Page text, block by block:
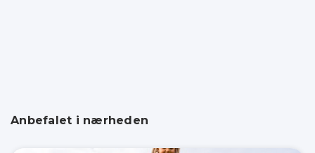
Anbefalet i nærheden